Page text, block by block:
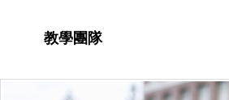
教學團隊